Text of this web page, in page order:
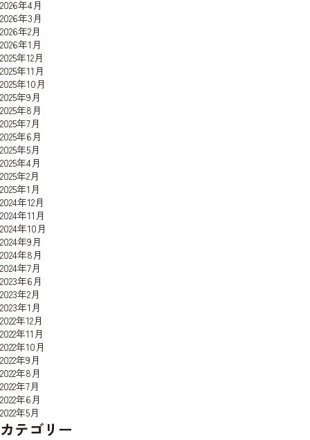
2026年4月
2026年3月
2026年2月
2026年1月
2025年12月
2025年11月
2025年10月
2025年9月
2025年8月
2025年7月
2025年6月
2025年5月
2025年4月
2025年2月
2025年1月
2024年12月
2024年11月
2024年10月
2024年9月
2024年8月
2024年7月
2023年6月
2023年2月
2023年1月
2022年12月
2022年11月
2022年10月
2022年9月
2022年8月
2022年7月
2022年6月
2022年5月
カテゴリー